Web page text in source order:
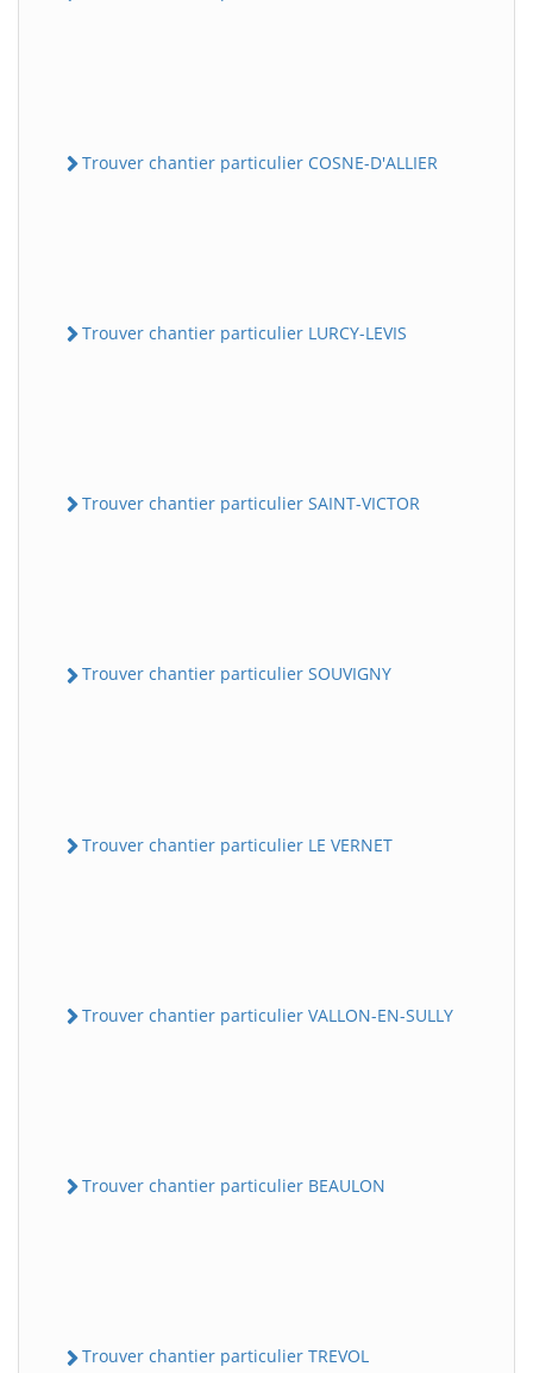
Trouver chantier particulier COSNE-D'ALLIER
Trouver chantier particulier LURCY-LEVIS
Trouver chantier particulier SAINT-VICTOR
Trouver chantier particulier SOUVIGNY
Trouver chantier particulier LE VERNET
Trouver chantier particulier VALLON-EN-SULLY
Trouver chantier particulier BEAULON
Trouver chantier particulier TREVOL